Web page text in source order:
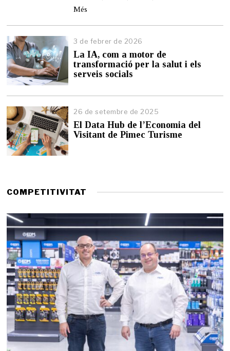
Més
3 de febrer de 2026
d
e
f
r
r
d
e
La IA, com a motor de
transformació per la salut i els
serveis socials
26 de setembre de 2025
El Data Hub de l’Economia del
Visitant de Pimec Turisme
COMPETITIVITAT